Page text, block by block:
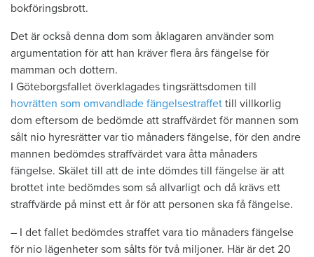
bokföringsbrott.
Det är också denna dom som åklagaren använder som
argumentation för att han kräver flera års fängelse för
mamman och dottern.
I Göteborgsfallet överklagades tingsrättsdomen till
hovrätten som omvandlade fängelsestraffet till villkorlig
dom eftersom de bedömde att straffvärdet för mannen som
sålt nio hyresrätter var tio månaders fängelse, för den andre
mannen bedömdes straffvärdet vara åtta månaders
fängelse. Skälet till att de inte dömdes till fängelse är att
brottet inte bedömdes som så allvarligt och då krävs ett
straffvärde på minst ett år för att personen ska få fängelse.
– I det fallet bedömdes straffet vara tio månaders fängelse
för nio lägenheter som sålts för två miljoner. Här är det 20